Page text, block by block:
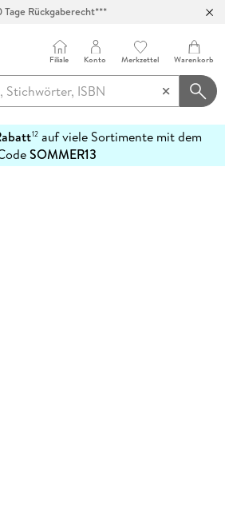
Tage Rückgaberecht***
Filiale Konto Merkzettel Warenkorb
12auf viele Sortimente mit dem
SOMMER13